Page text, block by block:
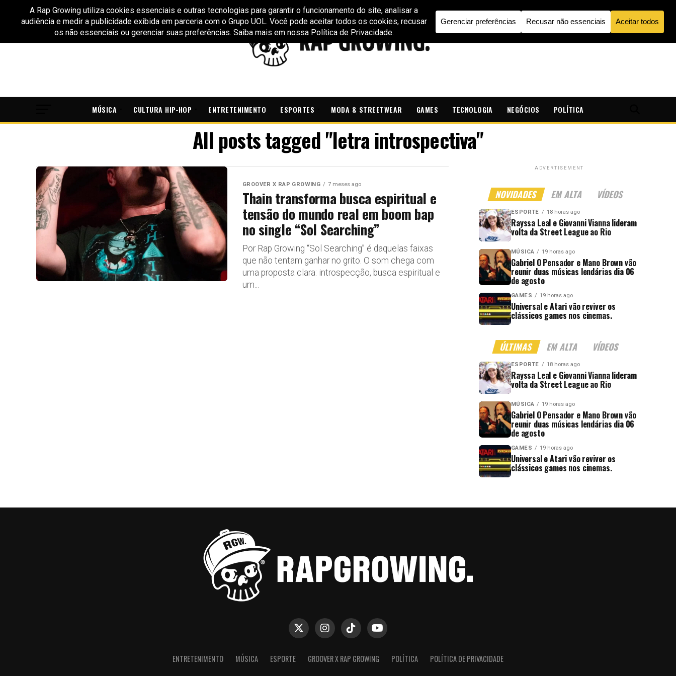
MÚSICA CULTURA HIP-HOP ENTRETENIMENTO ESPORTES MODA & STREETWEAR GAMES TECNOLOGIA NEGÓCIOS POLÍTICA
All posts tagged "letra introspectiva"
GROOVER X RAP GROWING 7 meses ago
Thain transforma busca espiritual e
tensão do mundo real em boom bap
no single “Sol Searching”
Por Rap Growing “Sol Searching” é daquelas faixas
que não tentam ganhar no grito. O som chega com
uma proposta clara: introspecção, busca espiritual e
um...
ADVERTISEMENT
NOVIDADES EM ALTA VÍDEOS
ESPORTE 18 horas ago
Rayssa Leal e Giovanni Vianna lideram
volta da Street League ao Rio
MÚSICA 19 horas ago
Gabriel O Pensador e Mano Brown vão
reunir duas músicas lendárias dia 06
de agosto
GAMES 19 horas ago
Universal e Atari vão reviver os
clássicos games nos cinemas.
ÚLTIMAS EM ALTA VÍDEOS
ESPORTE 18 horas ago
Rayssa Leal e Giovanni Vianna lideram
volta da Street League ao Rio
MÚSICA 19 horas ago
Gabriel O Pensador e Mano Brown vão
reunir duas músicas lendárias dia 06
de agosto
GAMES 19 horas ago
Universal e Atari vão reviver os
clássicos games nos cinemas.
ENTRETENIMENTO MÚSICA ESPORTE GROOVER X RAP GROWING POLÍTICA POLÍTICA DE PRIVACIDADE